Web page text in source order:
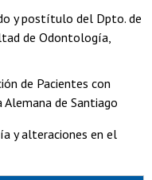
y postítulo del Dpto. de
de Odontología,
de Pacientes con
Alemana de Santiago
y alteraciones en el